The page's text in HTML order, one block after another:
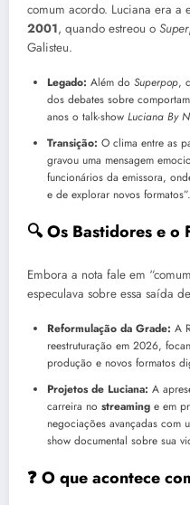
comum acordo. Luciana era a
2001, quando estreou o
Galisteu.
Legado: Além do Superpop,
dos debates sobre
anos o talk-show Luciana By
Transição: O clima entre as
gravou uma mensagem
funcionários da emissora,
e de explorar novos formatos”.
🔍 Os Bastidores e o
Embora a nota fale em
especulava sobre essa saída
Reformulação da Grade: A
reestruturação em 2026,
produção e novos formatos
Projetos de Luciana: A
carreira no streaming e em
negociações avançadas com
show documental sobre sua
❓ O que acontece